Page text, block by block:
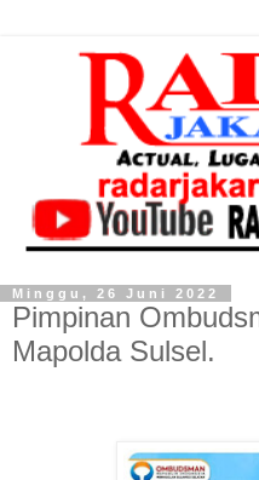
Minggu, 26 Juni 2022
Pimpinan
Mapolda Sulsel.